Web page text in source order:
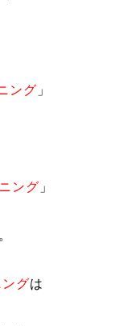
ング 」
ング 」
グは